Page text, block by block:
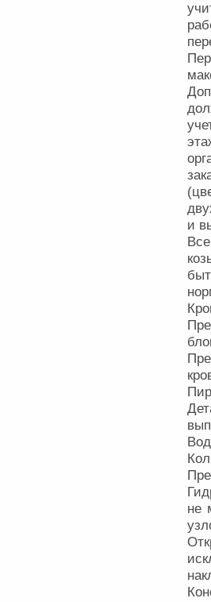
и
не